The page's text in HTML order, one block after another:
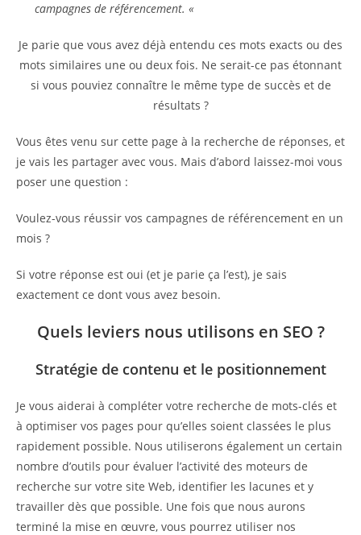
campagnes de référencement. «
Je parie que vous avez déjà entendu ces mots exacts ou des
mots similaires une ou deux fois. Ne serait-ce pas étonnant
si vous pouviez connaître le même type de succès et de
résultats ?
Vous êtes venu sur cette page à la recherche de réponses, et
je vais les partager avec vous. Mais d’abord laissez-moi vous
poser une question :
Voulez-vous réussir vos campagnes de référencement en un
mois ?
Si votre réponse est oui (et je parie ça l’est), je sais
exactement ce dont vous avez besoin.
Quels leviers nous utilisons en SEO ?
Stratégie de contenu et le positionnement
Je vous aiderai à compléter votre recherche de mots-clés et
à optimiser vos pages pour qu’elles soient classées le plus
rapidement possible. Nous utiliserons également un certain
nombre d’outils pour évaluer l’activité des moteurs de
recherche sur votre site Web, identifier les lacunes et y
travailler dès que possible. Une fois que nous aurons
terminé la mise en œuvre, vous pourrez utiliser nos